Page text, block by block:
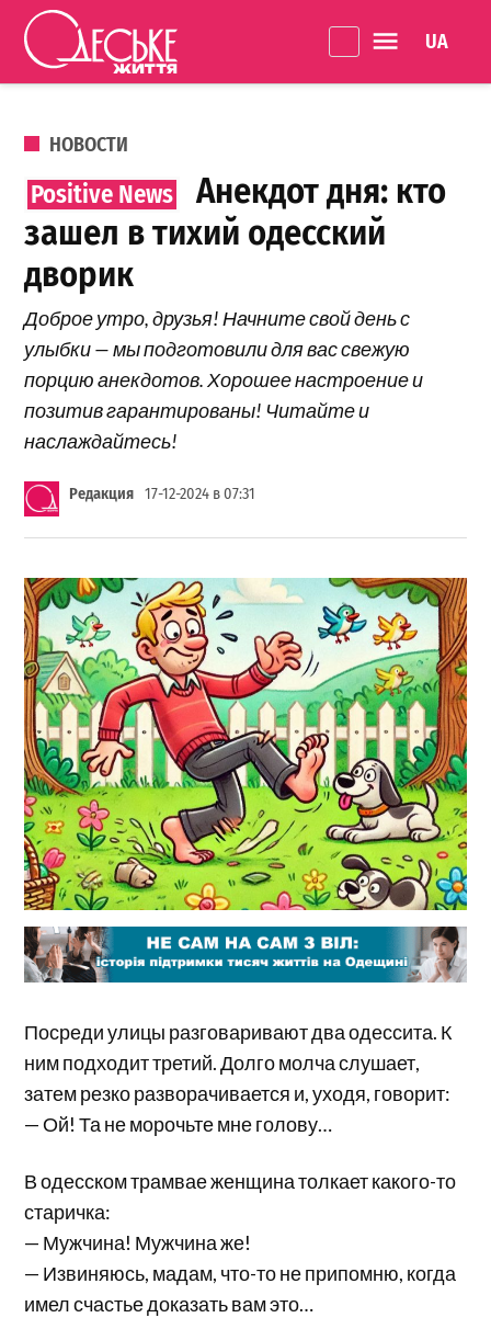
Перейти к содержанию
життя
ОПУБЛИКОВАНО В
НОВОСТИ
Анекдот дня: кто
зашел в тихий одесский
дворик
Доброе утро, друзья! Начните свой день с
улыбки — мы подготовили для вас свежую
порцию анекдотов. Хорошее настроение и
позитив гарантированы! Читайте и
наслаждайтесь!
Редакция 17-12-2024 в 07:31
Посреди улицы разговаривают два одессита. К
ним подходит третий. Долго молча слушает,
затем резко разворачивается и, уходя, говорит:
— Ой! Та не морочьте мне голову…
В одесском трамвае женщина толкает какого-то
старичка:
— Мужчина! Мужчина же!
— Извиняюсь, мадам, что-то не припомню, когда
имел счастье доказать вам это…